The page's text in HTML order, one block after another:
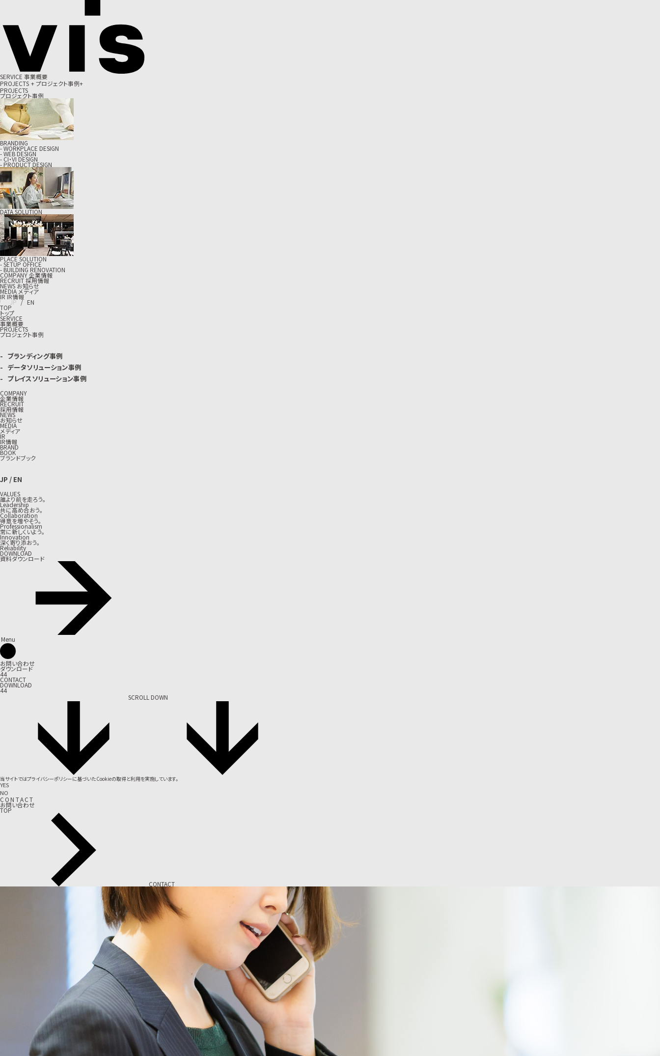
SERVICE 事業概要
PROJECTS +プロジェクト事例+
PROJECTS
プロジェクト事例
BRANDING
- WORKPLACE DESIGN
- WEB DESIGN
- CI・VI DESIGN
- PRODUCT DESIGN
DATA SOLUTION
PLACE SOLUTION
- SETUP OFFICE
- BUILDING RENOVATION
COMPANY企業情報
RECRUIT採用情報
NEWSお知らせ
MEDIAメディア
IRIR情報
JP / EN
TOP
トップ
SERVICE
事業概要
PROJECTS
プロジェクト事例
ブランディング事例
データソリューション事例
プレイスソリューション事例
COMPANY
企業情報
RECRUIT
採用情報
NEWS
お知らせ
MEDIA
メディア
IR
IR情報
BRAND
BOOK
ブランドブック
JP / EN
VALUES
誰より前を走ろう。
Leadership
共に高め合おう。
Collaboration
得意を増やそう。
Professionalism
常に新しくいよう。
Innovation
深く寄り添おう。
Reliability
DOWNLOAD
資料ダウンロード
Menu
お問い合わせ
ダウンロード
44
CONTACT
DOWNLOAD
44
SCROLL DOWN
当サイトではプライバシーポリシーに基づいたCookieの取得と利用を実施しています。
YES
NO
C ON TACT
お問い合わせ
TOP
CONTACT